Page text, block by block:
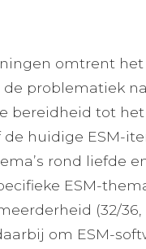
omtrent
de problematiek
bereidheid tot
de huidige ESM-
rond liefde
ESM-
(32/36,
om ESM-